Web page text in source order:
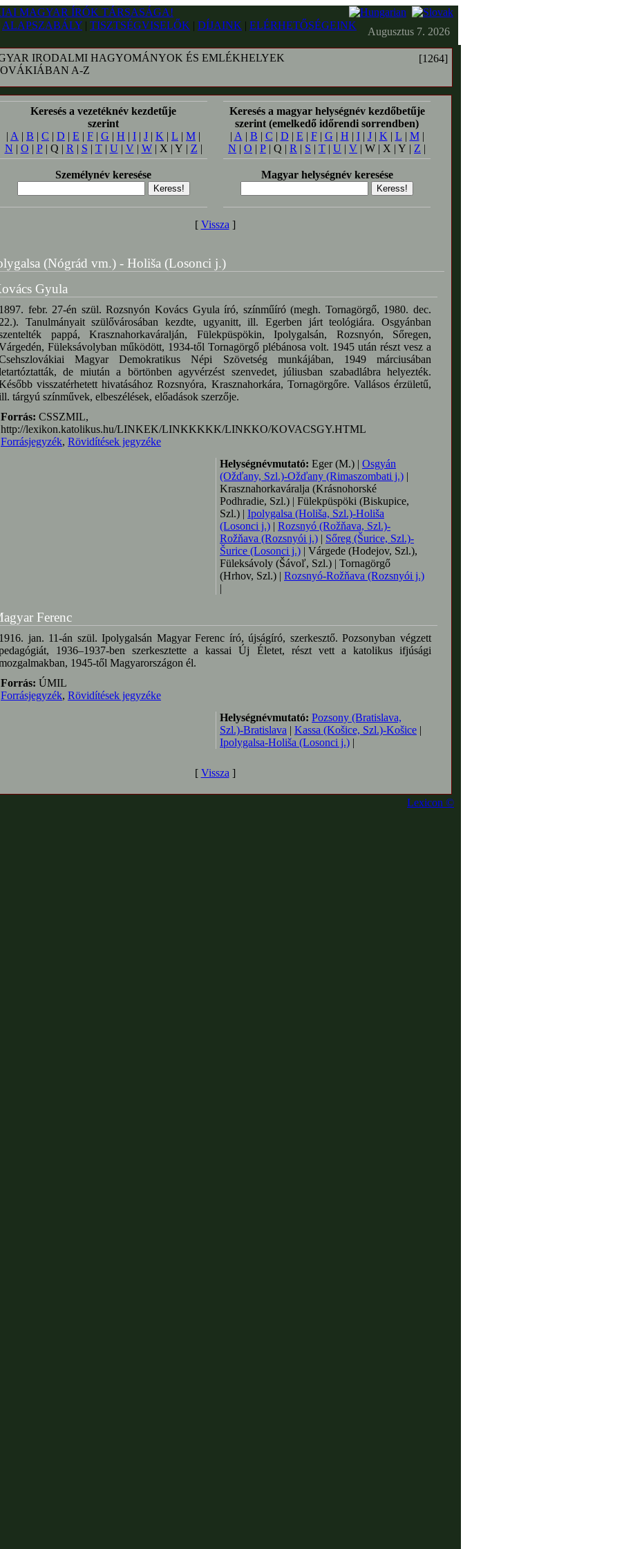
ALAPSZABÁLY | TISZTSÉGVISELŐK | DÍJAINK | ELÉRHETŐSÉGEINK
Augusztus 7. 2026
IRODALMI HAGYOMÁNYOK ÉS EMLÉKHELYEK
A-Z
[1264]
Keresés a vezetéknév kezdetűje
szerint
| A | B | C | D | E | F | G | H | I | J | K | L | M |
N | O | P| Q | R | S | T| U | V| W| X | Y | Z |
Keresés a magyar helységnév kezdőbetűje
szerint (emelkedő időrendi sorrendben)
| A | B | C | D | E | F| G | H | I| J| K | L | M|
N | O | P | Q | R | S | T | U | V | W | X | Y | Z |
Személynév keresése Magyar helységnév keresése
[ Vissza ]
(Nógrád vm.) - Holiša (Losonci j.)
Gyula
1897. febr. 27-én szül. Rozsnyón Kovács Gyula író, színműíró (megh. Tornagörgő, 1980. dec.
22.). Tanulmányait szülővárosában kezdte, ugyanitt, ill. Egerben járt teológiára. Osgyánban
pappá, Krasznahorkaváralján, Fülekpüspökin, Ipolygalsán, Rozsnyón, Sőregen,
Füleksávolyban működött, 1934-től Tornagörgő plébánosa volt. 1945 után részt vesz a
Magyar Demokratikus Népi Szövetség munkájában, 1949 márciusában
de miután a börtönben agyvérzést szenvedet, júliusban szabadlábra helyezték.
visszatérhetett hivatásához Rozsnyóra, Krasznahorkára, Tornagörgőre. Vallásos érzületű,
tárgyú színművek, elbeszélések, előadások szerzője.
Forrás: CSSZMIL,
http://lexikon.katolikus.hu/LINKEK/LINKKKKK/LINKKO/KOVACSGY.HTML
Forrásjegyzék, Rövidítések jegyzéke
Helységnévmutató: Eger (M.) | Osgyán
(Ožďany, Szl.)-Ožďany (Rimaszombati j.) |
Krasznahorkaváralja (Krásnohorské
Podhradie, Szl.) | Fülekpüspöki (Biskupice,
Szl.) | Ipolygalsa (Holiša, Szl.)-Holiša
(Losonci j.) | Rozsnyó (Rožňava, Szl.)-
Rožňava (Rozsnyói j.) | Sőreg (Šurice, Szl.)-
Šurice (Losonci j.) | Várgede (Hodejov, Szl.),
Füleksávoly (Šávoľ, Szl.) | Tornagörgő
(Hrhov, Szl.) | Rozsnyó-Rožňava (Rozsnyói j.)
|
Ferenc
1916. jan. 11-án szül. Ipolygalsán Magyar Ferenc író, újságíró, szerkesztő. Pozsonyban végzett
1936–1937-ben szerkesztette a kassai Új Életet, részt vett a katolikus ifjúsági
1945-től Magyarországon él.
Forrás: ÚMIL
Forrásjegyzék, Rövidítések jegyzéke
Helységnévmutató: Pozsony (Bratislava,
Szl.)-Bratislava | Kassa (Košice, Szl.)-Košice |
Ipolygalsa-Holiša (Losonci j.) |
[ Vissza ]
Lexicon ©